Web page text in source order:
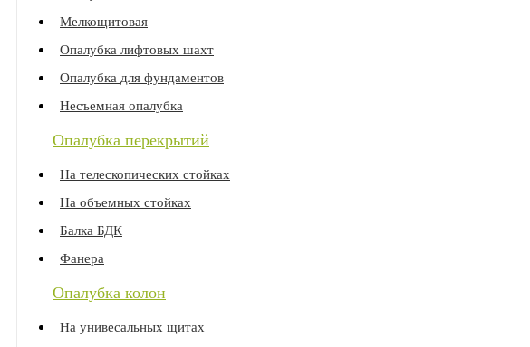
Мелкощитовая
Опалубка лифтовых шахт
Опалубка для фундаментов
Несъемная опалубка
Опалубка перекрытий
На телескопических стойках
На объемных стойках
Балка БДК
Фанера
Опалубка колон
На унивесальных щитах